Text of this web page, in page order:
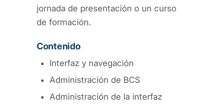
jornada de presentación o un curso
de formación.
Contenido
Interfaz y navegación
Administración de BCS
Administración de la interfaz